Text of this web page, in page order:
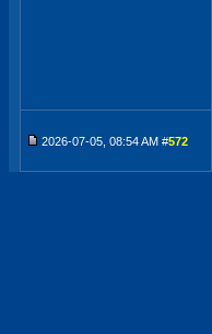
2026-07-05, 08:54 AM #572